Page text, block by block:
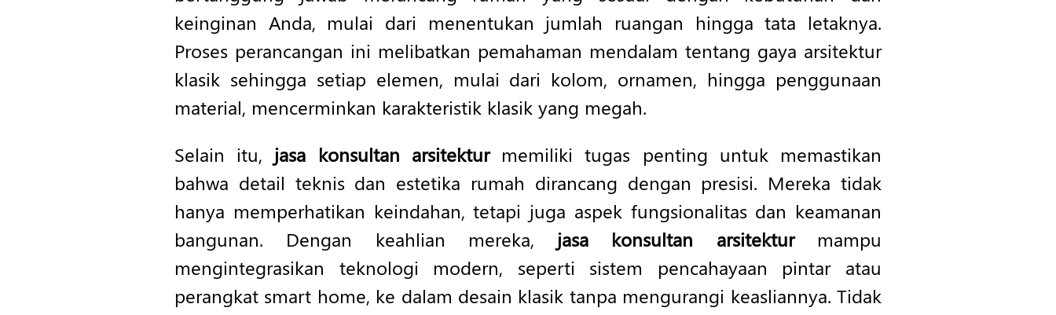
keinginan Anda, mulai dari menentukan jumlah ruangan hingga tata letaknya.
Proses perancangan ini melibatkan pemahaman mendalam tentang gaya arsitektur
klasik sehingga setiap elemen, mulai dari kolom, ornamen, hingga penggunaan
material, mencerminkan karakteristik klasik yang megah.
Selain itu, jasa konsultan arsitekturmemiliki tugas penting untuk memastikan
bahwa detail teknis dan estetika rumah dirancang dengan presisi. Mereka tidak
hanya memperhatikan keindahan, tetapi juga aspek fungsionalitas dan keamanan
bangunan. Dengan keahlian mereka, jasa konsultan arsitektur mampu
mengintegrasikan teknologi modern, seperti sistem pencahayaan pintar atau
perangkat smart home, ke dalam desain klasik tanpa mengurangi keasliannya. Tidak